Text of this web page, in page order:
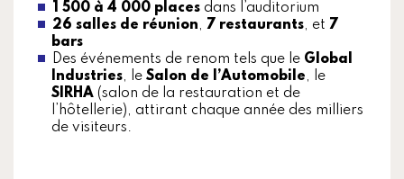
1 500 à 4 000 places dans l’auditorium
26 salles de réunion, 7 restaurants, et 7
bars
Des événements de renom tels que le Global
Industries, le Salon de l’Automobile, le
SIRHA (salon de la restauration et de
l’hôtellerie), attirant chaque année des milliers
de visiteurs.